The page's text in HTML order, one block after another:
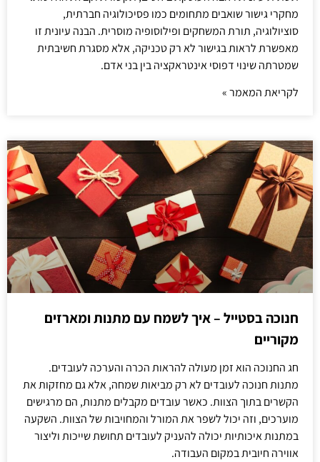
מחקרי גישור שואבים מתחומים כמו פסיכולוגיה חברתית,
סוציולוגיה, תורת המשחקים ופילוסופיה מוסרית. הבנה עיונית זו
מאפשרת לראות בגישור לא רק טכניקה, אלא מסגרת חשיבתית
שמטרתה שינוי דפוסי אינטראקציה בין בני אדם.
לקריאת המאמר »
חנוכה בסטייל – איך לשמח עם מתנות ומארזים
מקוריים
חג החנוכה הוא זמן מעולה להראות הכרה והערכה לעובדים.
מתנות חנוכה לעובדים לא רק מביאות שמחה, אלא גם מחזקות את
הקשרים בתוך הצוות. כאשר עובדים מקבלים מתנות, הם מרגישים
מוערכים, וזה יכול לשפר את המורל והמחויבות של הצוות. השקעה
במתנות איכותיות יכולה להעניק לעובדים תחושת שייכות וליצור
אווירה חיובית במקום העבודה.